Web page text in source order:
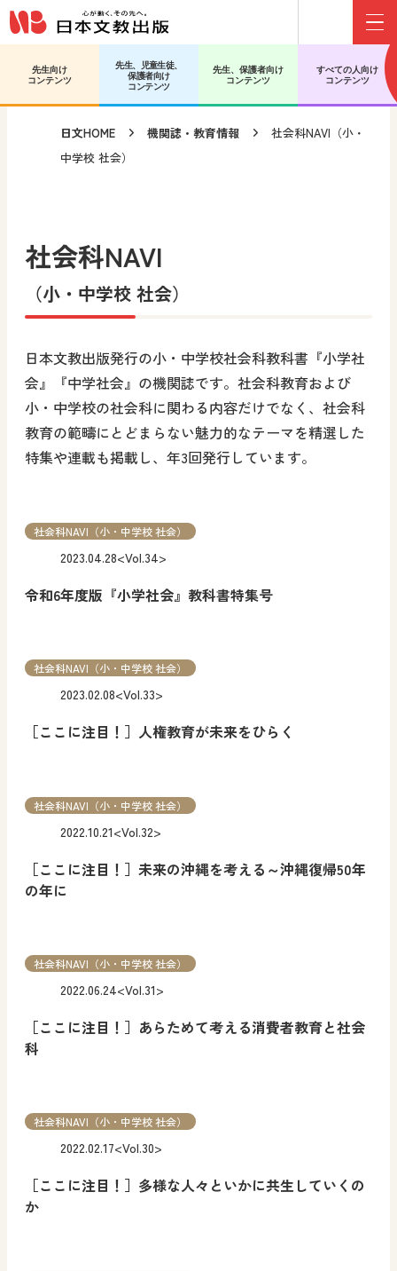
メインコンテンツへ移動
サブコンテンツへ移動
先生向け
コンテンツ
先生、児童生徒、
保護者向け
コンテンツ
先生、保護者向け
コンテンツ
すべての人向け
コンテンツ
日文HOME 機関誌・教育情報
社会科NAVI（小・
中学校 社会）
社会科NAVI
（小・中学校 社会）
日本文教出版発行の小・中学校社会科教科書『小学社
会』『中学社会』の機関誌です。社会科教育および
小・中学校の社会科に関わる内容だけでなく、社会科
教育の範疇にとどまらない魅力的なテーマを精選した
特集や連載も掲載し、年3回発行しています。
令和6年度版『小学社会』教科書特集号
2023.04.28<Vol.34>
社会科NAVI（小・中学校 社会）
［ここに注目！］人権教育が未来をひらく
2023.02.08<Vol.33>
社会科NAVI（小・中学校 社会）
［ここに注目！］未来の沖縄を考える～沖縄復帰50年
の年に
2022.10.21<Vol.32>
社会科NAVI（小・中学校 社会）
［ここに注目！］あらためて考える消費者教育と社会
科
2022.06.24<Vol.31>
社会科NAVI（小・中学校 社会）
［ここに注目！］多様な人々といかに共生していくの
か
2022.02.17<Vol.30>
社会科NAVI（小・中学校 社会）